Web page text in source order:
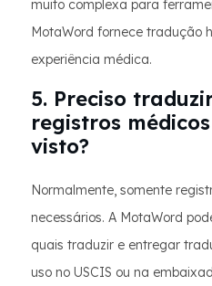
muito complexa para
MotaWord fornece tradução
experiência médica.
5. Preciso
registros
visto?
Normalmente, somente
necessários. A MotaWord
quais traduzir e entregar
uso no USCIS ou na